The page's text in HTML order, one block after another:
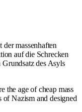
massenhaften
auf die Schrecken
des Asyls
the age of cheap mass
of Nazism and designed